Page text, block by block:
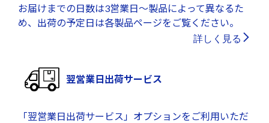
お届けまでの日数は3営業日～製品によって異なるた
め、出荷の予定日は各製品ページをご覧ください。
詳しく見る
翌営業日出荷サービス
「翌営業日出荷サービス」オプションをご利用いただ